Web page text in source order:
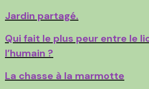
Jardin partagé.
Qui fait le plus peur entre le
l’humain ?
La chasse à la marmotte